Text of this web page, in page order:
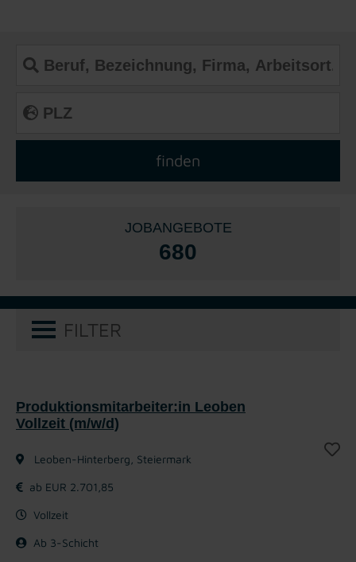
JOBANGEBOTE
680
FILTER
Produktionsmitarbeiter:in Leoben
Vollzeit (m/w/d)
Leoben-Hinterberg, Steiermark
ab EUR 2.701,85
Vollzeit
Ab 3-Schicht